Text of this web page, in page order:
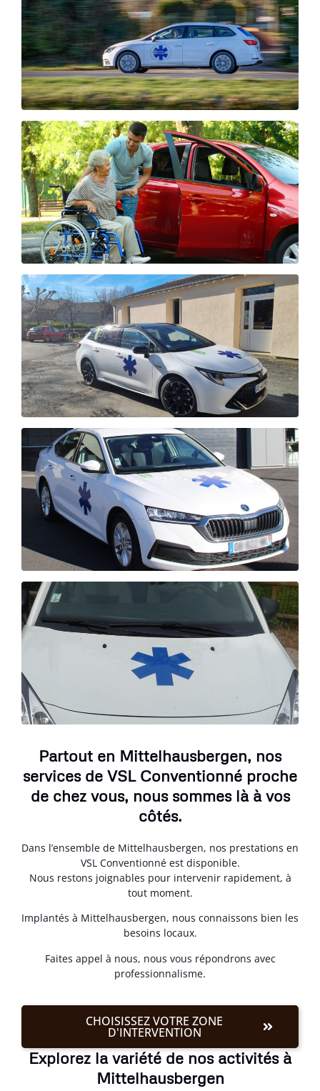
Partout en Mittelhausbergen, nos
services de VSL Conventionné proche
de chez vous, nous sommes là à vos
côtés.
Dans l’ensemble de Mittelhausbergen, nos prestations en
VSL Conventionné est disponible.
Nous restons joignables pour intervenir rapidement, à
tout moment.
Implantés à Mittelhausbergen, nous connaissons bien les
besoins locaux.
Faites appel à nous, nous vous répondrons avec
professionnalisme.
CHOISISSEZ VOTRE ZONE
D'INTERVENTION
Explorez la variété de nos activités à
Mittelhausbergen